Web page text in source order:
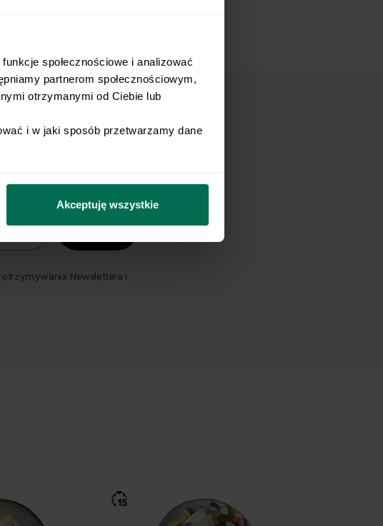
społecznościowe i analizować
partnerom społecznościowym,
otrzymanymi od Ciebie lub
i w jaki sposób przetwarzamy dane
Akceptuję wszystkie
Wyślij
Newslettera i